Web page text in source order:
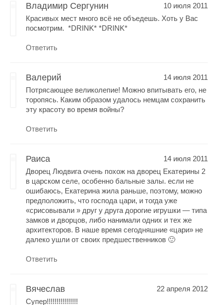
Владимир Сергунин
10 июля 2011
Красивых мест много всё не объедешь. Хоть у Вас
посмотрим. *DRINK* *DRINK*
Ответить
Валерий
14 июля 2011
Потрясающее великолепие! Можно впитывать его, не
торопясь. Каким образом удалось немцам сохранить
эту красоту во время войны?
Ответить
Раиса
14 июля 2011
Дворец Людвига очень похож на дворец Екатерины 2
в царском селе, особенно бальные залы. если не
ошибаюсь, Екатерина жила раньше, поэтому, можно
предположить, что господа цари, и тогда уже
«срисовывали » друг у друга дорогие игрушки — типа
замков и дворцов, либо нанимали одних и тех же
архитекторов. В наше время сегодняшние «цари» не
далеко ушли от своих предшественников 🙂
Ответить
Вячеслав
22 апреля 2012
Супер!!!!!!!!!!!!!!!!